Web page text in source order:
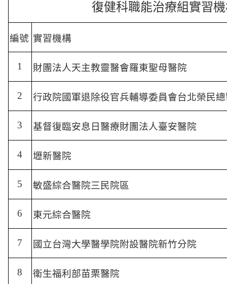
復健科職能治療組實習
編號 實習機構
1 財團法人天主教靈醫會羅東聖母醫院
2 行政院國軍退除役官兵輔導委員會台北榮民
3 基督復臨安息日醫療財團法人臺安醫院
4 壢新醫院
5 敏盛綜合醫院三民院區
6 東元綜合醫院
7 國立台灣大學醫學院附設醫院新竹分院
8 衛生福利部苗栗醫院